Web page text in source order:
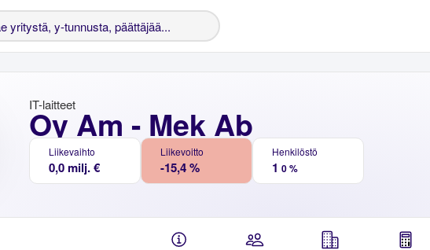
Oy Am - Mek Ab
IT-laitteet
Liikevaihto
0,0 milj. €
Liikevoitto
-15,4 %
Henkilöstö
1 0 %